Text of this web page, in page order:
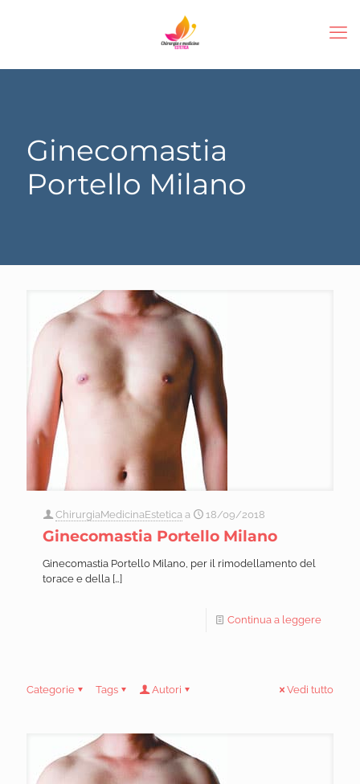
Ginecomastia
Portello Milano
ChirurgiaMedicinaEstetica a 18/09/2018
Ginecomastia Portello Milano
Ginecomastia Portello Milano, per il rimodellamento del
torace e della […]
Continua a leggere
Categorie Tags Autori Vedi tutto